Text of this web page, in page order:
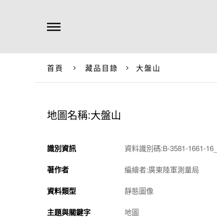
首頁 藏品目錄 大盤山
地圖名稱:大盤山
識別資訊 資料識別碼:B-3581-1661-
著作者 編繪者:廣東陸軍測量局
資料類型 靜態圖像
主題與關鍵字 地圖